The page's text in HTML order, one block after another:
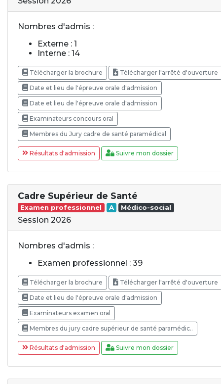
Nombres d'admis :
Externe : 1
Interne : 14
Télécharger la brochure Télécharger l'arrêté d'ouverture
Date et lieu de l'épreuve orale d'admission
Date et lieu de l'épreuve orale d'admission
Examinateurs concours oral
Membres du Jury cadre de santé paramédical
Résultats d'admission Suivre mon dossier
Cadre Supérieur de Santé
Examen professionnel A Médico-social
Session 2026
Nombres d'admis :
Examen professionnel : 39
Télécharger la brochure Télécharger l'arrêté d'ouverture
Date et lieu de l'épreuve orale d'admission
Examinateurs examen oral
Membres du jury cadre supérieur de santé paramédic..
Résultats d'admission Suivre mon dossier